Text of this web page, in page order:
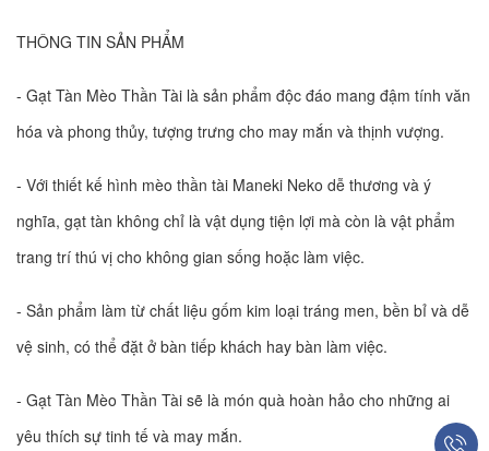
THÔNG TIN SẢN PHẨM
- Gạt Tàn Mèo Thần Tài là sản phẩm độc đáo mang đậm tính văn
hóa và phong thủy, tượng trưng cho may mắn và thịnh vượng.
- Với thiết kế hình mèo thần tài Maneki Neko dễ thương và ý
nghĩa, gạt tàn không chỉ là vật dụng tiện lợi mà còn là vật phẩm
trang trí thú vị cho không gian sống hoặc làm việc.
- Sản phẩm làm từ chất liệu gốm kim loại tráng men, bền bỉ và dễ
vệ sinh, có thể đặt ở bàn tiếp khách hay bàn làm việc.
- Gạt Tàn Mèo Thần Tài sẽ là món quà hoàn hảo cho những ai
yêu thích sự tinh tế và may mắn.